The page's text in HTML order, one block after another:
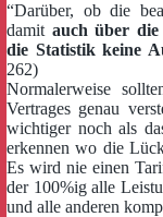
“Darüber, ob die
damit auch über die
die Statistik keine
262)
Normalerweise
Vertrages genau
wichtiger noch als
erkennen wo die
Es wird nie einen
der 100%ig alle
und alle anderen